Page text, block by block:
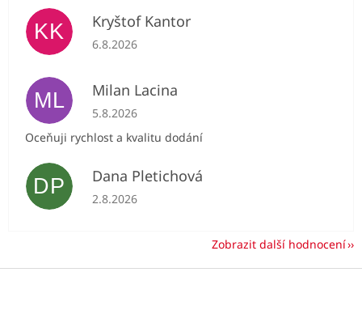
KK Kryštof Kantor
Hodnocení obchodu je 5 z 5 hvězdiček.
6.8.2026
ML Milan Lacina
Hodnocení obchodu je 5 z 5 hvězdiček.
5.8.2026
Oceňuji rychlost a kvalitu dodání
DP Dana Pletichová
Hodnocení obchodu je 5 z 5 hvězdiček.
2.8.2026
Zobrazit další hodnocení
Z